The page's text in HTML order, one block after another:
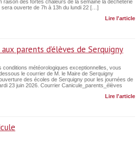
raison des fortes chaleurs de la semaine la déchèterie
sera ouverte de 7h à 13h du lundi 22 […]
Lire l'article
parents d’élèves de Serquigny
conditions météorologiques exceptionnelles, vous
le courrier de M. le Maire de Serquigny
des écoles de Serquigny pour les journées de
23 juin 2026. Courrier Canicule_parents_élèves
Lire l'article